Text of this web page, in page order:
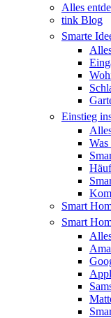
Alles
tink Blog
Smarte
Einstieg
Smart
Smart